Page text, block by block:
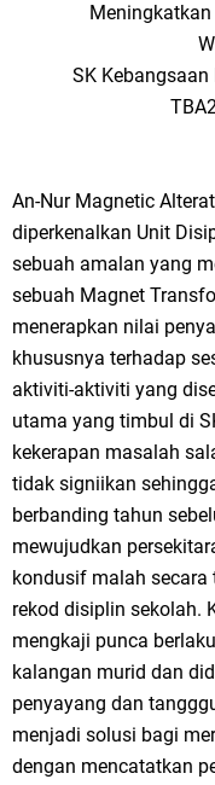
SK
An-Nur Magnetic
diperkenalkan Unit
sebuah amalan yang
sebuah Magnet
menerapkan nilai
khususnya terhadap
aktiviti-aktiviti yang
utama yang timbul di
kekerapan masalah
tidak signiikan
berbanding tahun
mewujudkan
kondusif malah
rekod disiplin sekolah.
mengkaji punca
kalangan murid dan
penyayang dan
menjadi solusi bagi
dengan mencatatkan